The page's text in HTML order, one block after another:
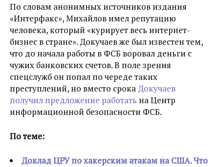
По словам анонимных источников издания
«Интерфакс», Михайлов имел репутацию
человека, который «курирует весь интернет-
бизнес в стране». Докучаев же был известен тем,
что до начала работы в ФСБ воровал деньги с
чужих банковских счетов. В поле зрения
спецслужб он попал по череде таких
преступлений, но вместо срокаДокучаев
получил предложение работать на Центр
информационной безопасности ФСБ.
По теме:
Доклад ЦРУ по хакерским атакам на США. Что